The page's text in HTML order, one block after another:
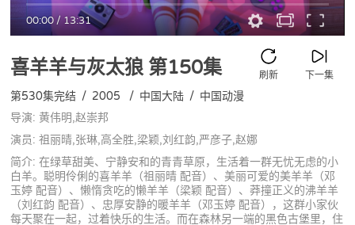
00:00/13:31
喜羊羊与灰太狼第150集 下一集
刷新
第530集完结 / 2005 / 中国大陆 / 中国动漫
导演: 黄伟明,赵崇邦
演员: 祖丽晴,张琳,高全胜,梁颖,刘红韵,严彦子,赵娜
简介: 在绿草甜美、宁静安和的青青草原，生活着一群无忧无虑的小
白羊。聪明伶俐的喜羊羊（祖丽晴 配音）、美丽可爱的美羊羊（邓
玉婷 配音）、懒惰贪吃的懒羊羊（梁颖 配音）、莽撞正义的沸羊羊
（刘红韵 配音）、忠厚安静的暖羊羊（邓玉婷 配音），这群小家伙
每天聚在一起，过着快乐的生活。而在森林另一端的黑色古堡里，住